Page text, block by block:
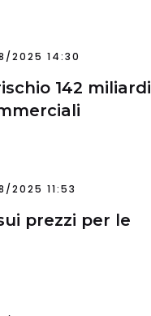
2025 14:30
142 miliardi
2025 11:53
prezzi per le